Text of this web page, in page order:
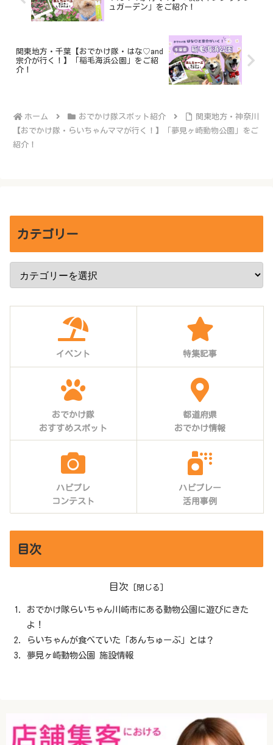
ュガーデン」をご紹介！
関東地方・千葉【おでかけ隊・はな♡and
宗介が行く！】「稲毛海浜公園」をご紹
介！
ホーム おでかけ隊スポット紹介
関東地方・神奈川
【おでかけ隊・らいちゃんママが行く！】「夢見ヶ崎動物公園」をご
紹介！
カテゴリー
イベント 特集記事
おでかけ隊
おすすめスポット
都道府県
おでかけ情報
ハピプレ
コンテスト
ハピプレー
活用事例
目次
目次
おでかけ隊らいちゃん川崎市にある動物公園に遊びにきた
よ！
らいちゃんが食べていた「あんちゅーぶ」とは？
夢見ヶ崎動物公園 施設情報